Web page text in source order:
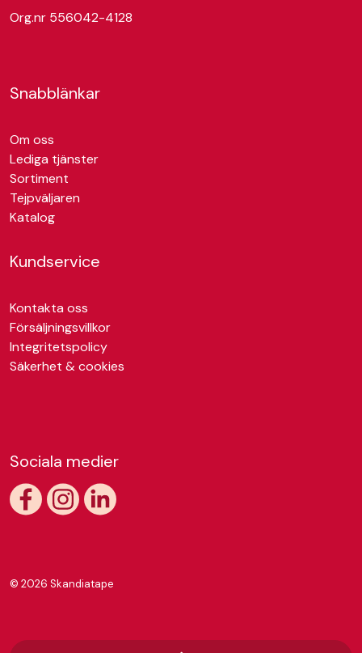
Org.nr 556042-4128
Snabblänkar
Om oss
Lediga tjänster
Sortiment
Tejpväljaren
Katalog
Kundservice
Kontakta oss
Försäljningsvillkor
Integritetspolicy
Säkerhet & cookies
Sociala medier
© 2026 Skandiatape